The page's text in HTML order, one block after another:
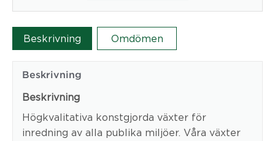
Beskrivning Omdömen
Beskrivning
Beskrivning
Högkvalitativa konstgjorda växter för
inredning av alla publika miljöer. Våra växter